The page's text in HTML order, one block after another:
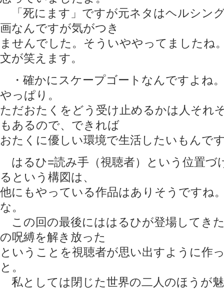
「死にます」ですが元ネタはヘルシン
画なんですが気がつき
ませんでした。そういややってましたね
文が笑えます。
・確かにスケープゴートなんですよね
やっぱり。
ただおたくをどう受け止めるかは人それ
もあるので、できれば
おたくに優しい環境で生活したいもんで
はるひ=読み手（視聴者）という位置づ
るという構図は、
他にもやっている作品はありそうですね
な。
この回の最後にははるひが登場してき
の呪縛を解き放った
ということを視聴者が思い出すように作
と。
私としては閉じた世界の二人のほうが